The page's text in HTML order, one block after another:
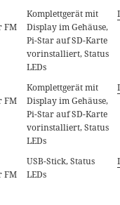
FM
Komplettgerät mit
Display im Gehäuse,
Pi-Star auf SD-Karte
vorinstalliert, Status
LEDs
FM
Komplettgerät mit
Display im Gehäuse,
Pi-Star auf SD-Karte
vorinstalliert, Status
LEDs
FM
USB-Stick, Status
LEDs